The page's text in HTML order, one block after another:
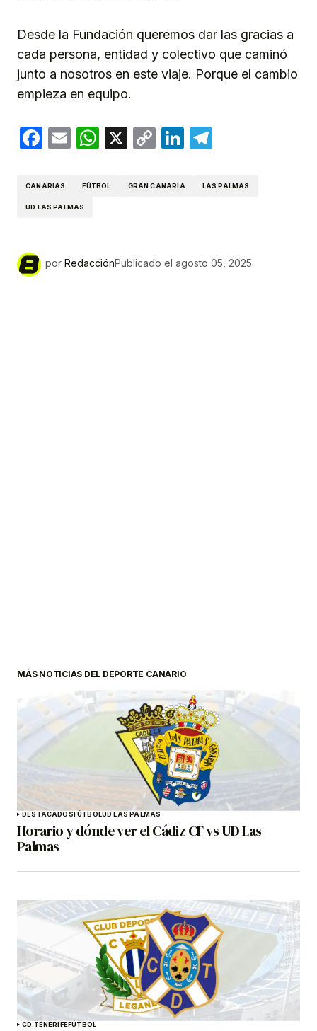
Desde la Fundación queremos dar las gracias a
cada persona, entidad y colectivo que caminó
junto a nosotros en este viaje. Porque el cambio
empieza en equipo.
Facebook
EmailWhatsApp
X
CopyLinkedIn
CANARIAS FÚTBOL GRAN CANARIA LAS PALMAS
UD LAS PALMAS
por RedacciónPublicado el agosto 05, 2025
MÁS NOTICIAS DEL DEPORTE CANARIO
DESTACADOSFÚTBOLUD LAS PALMAS
Horario y dónde ver el Cádiz CF vs UD Las
Palmas
CD TENERIFEFÚTBOL